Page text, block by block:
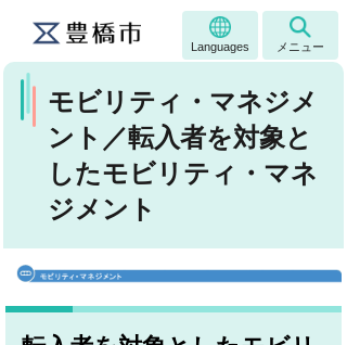
Languages メニュー
モビリティ・マネジメ
ント／転入者を対象と
したモビリティ・マネ
ジメント